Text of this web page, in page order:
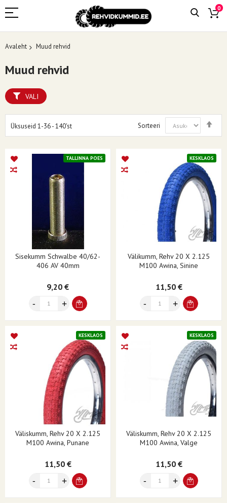
0
Avaleht Muud rehvid
Muud rehvid
Üksuseid 1-36-140'st Sorteeri
TALLINNA POES
Sisekumm Schwalbe 40/62-
406 AV 40mm
9,20 €
KESKLAOS
Välikumm, Rehv 20 X 2.125
M100 Awina, Sinine
11,50 €
KESKLAOS
Väliskumm, Rehv 20 X 2.125
M100 Awina, Punane
11,50 €
KESKLAOS
Väliskumm, Rehv 20 X 2.125
M100 Awina, Valge
11,50 €
VALI